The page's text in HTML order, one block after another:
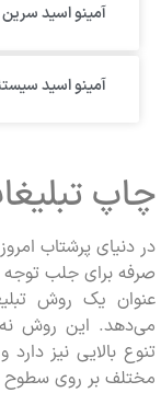
آمینو اسید سرین
آمینو اسید
چاپ
در دنیای پرشتاب
صرفه برای جلب
عنوان یک روش
می‌دهد. این روش نه
تنوع بالایی نیز
مختلف بر روی سطوح